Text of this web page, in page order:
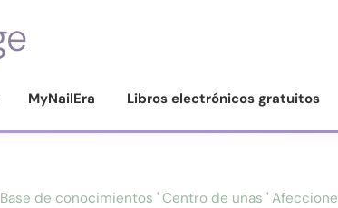
MyNailEra Libros electrónicos gratuitos
Base de conocimientos ' Centro de uñas '